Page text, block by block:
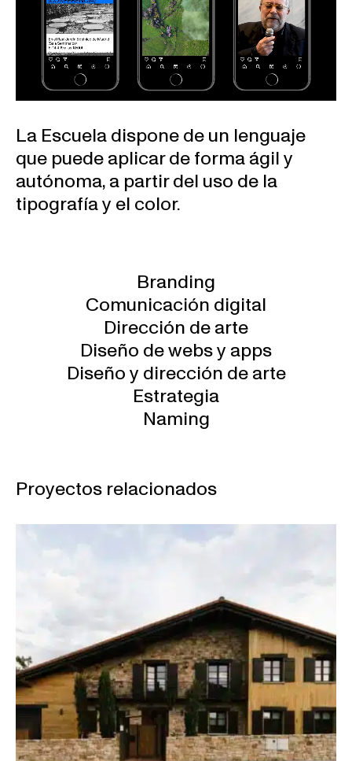
La Escuela dispone de un lenguaje
que puede aplicar de forma ágil y
autónoma, a partir del uso de la
tipografía y el color.
Branding
Comunicación digital
Dirección de arte
Diseño de webs y apps
Diseño y dirección de arte
Estrategia
Naming
Proyectos relacionados